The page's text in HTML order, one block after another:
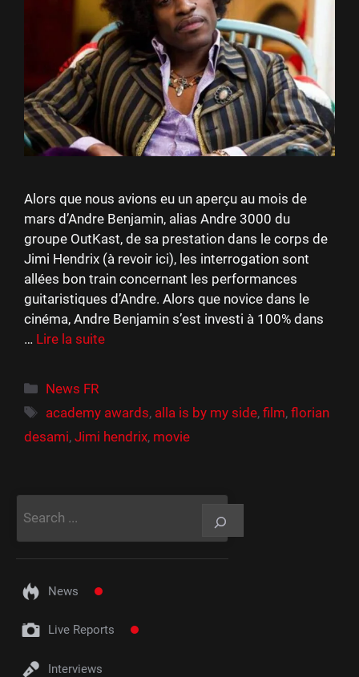
Alors que nous avions eu un aperçu au mois de
mars d’Andre Benjamin, alias Andre 3000 du
groupe OutKast, de sa prestation dans le corps de
Jimi Hendrix (à revoir ici), les interrogation sont
allées bon train concernant les performances
guitaristiques d’Andre. Alors que novice dans le
cinéma, Andre Benjamin s’est investi à 100% dans
… Lire la suite
Catégories
News FR
Étiquettes
academy awards, alla is by my side,film,florian
desami, Jimi hendrix, movie
News
Live Reports
Interviews